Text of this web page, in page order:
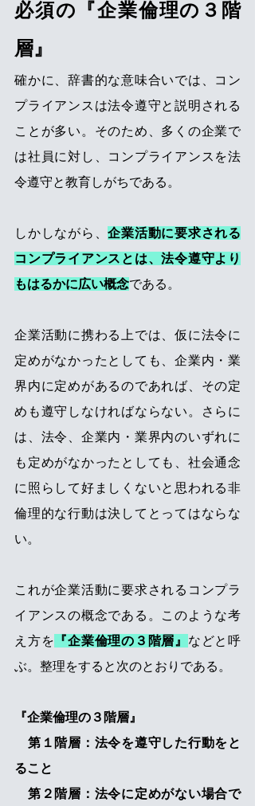
必須の『企業倫理の３階
層』
確かに、辞書的な意味合いでは、コン
プライアンスは法令遵守と説明される
ことが多い。そのため、多くの企業で
は社員に対し、コンプライアンスを法
令遵守と教育しがちである。
しかしながら、企業活動に要求される
コンプライアンスとは、法令遵守より
もはるかに広い概念である。
企業活動に携わる上では、仮に法令に
定めがなかったとしても、企業内・業
界内に定めがあるのであれば、その定
めも遵守しなければならない。さらに
は、法令、企業内・業界内のいずれに
も定めがなかったとしても、社会通念
に照らして好ましくないと思われる非
倫理的な行動は決してとってはならな
い。
これが企業活動に要求されるコンプラ
イアンスの概念である。このような考
え方を 『企業倫理の３階層』 などと呼
ぶ。整理をすると次のとおりである。
『企業倫理の３階層』
第１階層：法令を遵守した行動をと
ること
第２階層：法令に定めがない場合で